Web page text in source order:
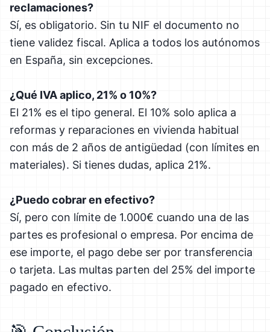
reclamaciones?
Sí, es obligatorio. Sin tu NIF el documento no
tiene validez fiscal. Aplica a todos los autónomos
en España, sin excepciones.
¿Qué IVA aplico, 21% o 10%?
El 21% es el tipo general. El 10% solo aplica a
reformas y reparaciones en vivienda habitual
con más de 2 años de antigüedad (con límites en
materiales). Si tienes dudas, aplica 21%.
¿Puedo cobrar en efectivo?
Sí, pero con límite de 1.000€ cuando una de las
partes es profesional o empresa. Por encima de
ese importe, el pago debe ser por transferencia
o tarjeta. Las multas parten del 25% del importe
pagado en efectivo.